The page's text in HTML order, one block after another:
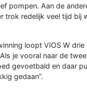
pompen. Aan de
trok redelijk veel tijd bij
loopt VIOS W
je vooral naar de
gevoetbald en daar
gedaan”.